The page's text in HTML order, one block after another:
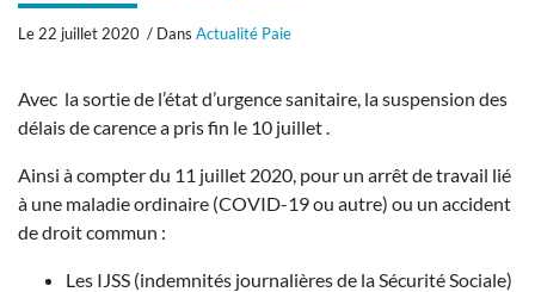
Le 22 juillet 2020 / Dans Actualité Paie
Avec la sortie de l’état d’urgence sanitaire, la suspension des
délais de carence a pris fin le 10 juillet .
Ainsi à compter du 11 juillet 2020, pour un arrêt de travail lié
à une maladie ordinaire (COVID-19 ou autre) ou un accident
de droit commun :
Les IJSS (indemnités journalières de la Sécurité Sociale)